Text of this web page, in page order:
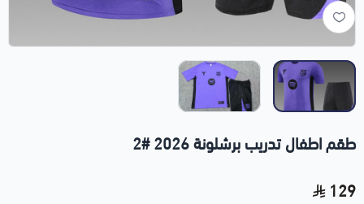
طقم اطفال تدريب برشلونة 2026 #2
129